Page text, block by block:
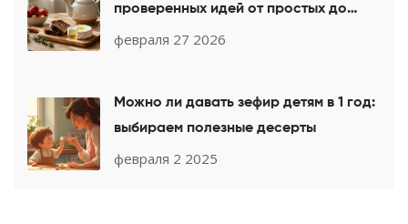
проверенных идей от простых до
изысканных
февраля 27 2026
Можно ли давать зефир детям в 1 год:
выбираем полезные десерты
февраля 2 2025